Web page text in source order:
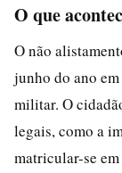
O que
O não
junho do ano
militar. O
legais, como a
matricular-se